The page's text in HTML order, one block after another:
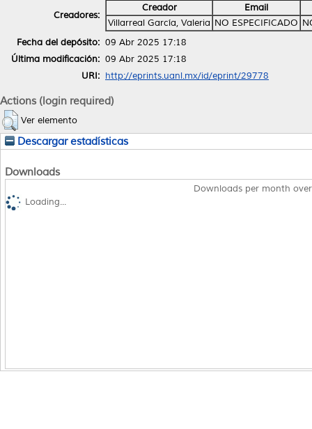
Creadores:
Creador
Email
Villarreal García, Valeria NO ESPECIFICADO
Fecha del depósito: 09 Abr 2025 17:18
Última modificación: 09 Abr 2025 17:18
URI: http://eprints.uanl.mx/id/eprint/29778
Actions (login required)
Ver elemento
Descargar estadísticas
Downloads
Downloads per month
Loading...